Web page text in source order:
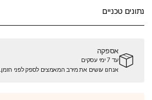
נתונים טכניים
אספקה
עד 7 ימי עסקים
אנחנו עושים את מירב המאמצים לספק לפני הזמן.